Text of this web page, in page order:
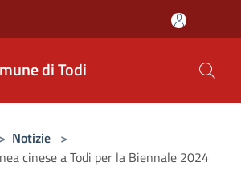
di Todi
> Notizie >
cinese a Todi per la Biennale 2024